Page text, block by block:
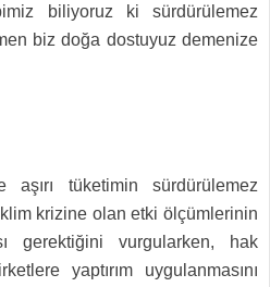
biliyoruz ki sürdürülemez
biz doğa dostuyuz demenize
aşırı tüketimin sürdürülemez
krizine olan etki ölçümlerinin
gerektiğini vurgularken, hak
yaptırım uygulanmasını